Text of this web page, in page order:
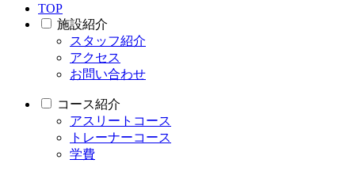
TOP
施設紹介
スタッフ紹介
アクセス
お問い合わせ
コース紹介
アスリートコース
トレーナーコース
学費